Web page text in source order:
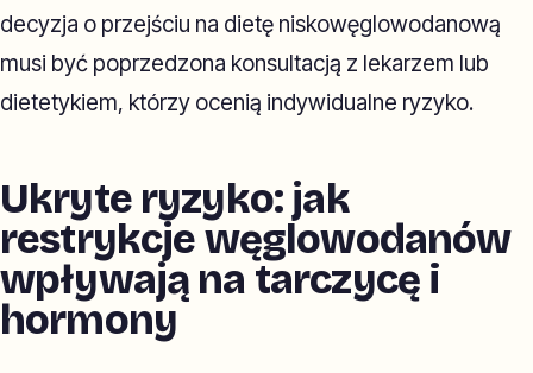
decyzja o przejściu na dietę niskowęglowodanową
musi być poprzedzona konsultacją z lekarzem lub
dietetykiem, którzy ocenią indywidualne ryzyko.
Ukryte ryzyko: jak
restrykcje węglowodanów
wpływają na tarczycę i
hormony